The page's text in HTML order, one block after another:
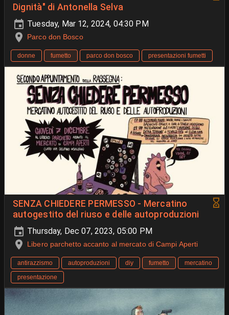
Dignità" di Antonella Selva
Tuesday, Mar 12, 2024, 04:30 PM
Parco don Bosco
donne fumetto parco don bosco presentazioni fumetti
SENZA CHIEDERE PERMESSO - Mercatino
autogestito del riuso e delle autoproduzioni
Thursday, Dec 07, 2023, 05:00 PM
Libero parchetto accanto al mercato di Campi Aperti
antirazzismo autoproduzioni diy fumetto
mercatino
presentazione